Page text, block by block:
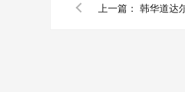
上一篇：